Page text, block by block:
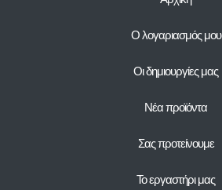
Ο λογαριασμός μου
Οι δημιουργίες μας
Νέα προϊόντα
Σας προτείνουμε
Το εργαστήρι μας